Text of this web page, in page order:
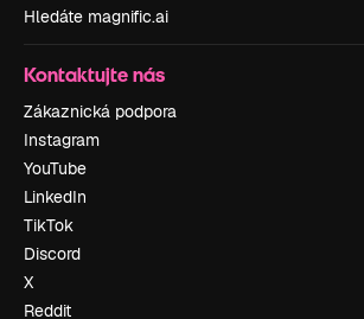
Hledáte magnific.ai
Kontaktujte nás
Zákaznická podpora
Instagram
YouTube
LinkedIn
TikTok
Discord
X
Reddit